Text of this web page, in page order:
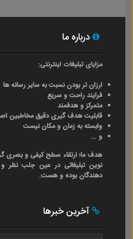
درباره ما
مزایای تبلیغات اینترنتی:
ارزان تر بودن نسبت به سایر رسانه ها
فرایند راحت و سریع
متمرکز و هدفمند
قابلیت هدف گیری دقیق مخاطبین
وابسته به زمان و مکان نیست
و ...
هدف ما؛ ارتقاء سطح کیفی و بصری
نوین تبلیغاتی در عین جلب نظر
دهندگان بوده و هست.
آخرین خبرها